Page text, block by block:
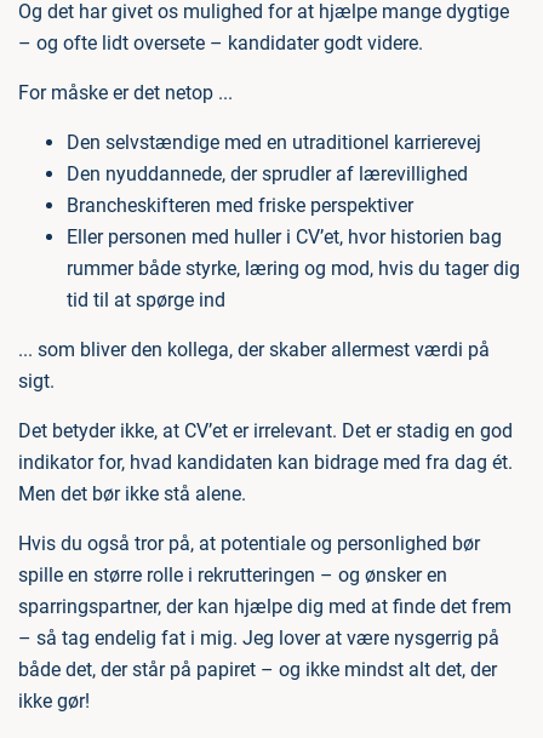
Og det har givet os mulighed for at hjælpe mange dygtige
– og ofte lidt oversete – kandidater godt videre.
For måske er det netop ...
Den selvstændige med en utraditionel karrierevej
Den nyuddannede, der sprudler af lærevillighed
Brancheskifteren med friske perspektiver
Eller personen med huller i CV’et, hvor historien bag
rummer både styrke, læring og mod, hvis du tager dig
tid til at spørge ind
... som bliver den kollega, der skaber allermest værdi på
sigt.
Det betyder ikke, at CV’et er irrelevant. Det er stadig en god
indikator for, hvad kandidaten kan bidrage med fra dag ét.
Men det bør ikke stå alene.
Hvis du også tror på, at potentiale og personlighed bør
spille en større rolle i rekrutteringen – og ønsker en
sparringspartner, der kan hjælpe dig med at finde det frem
– så tag endelig fat i mig. Jeg lover at være nysgerrig på
både det, der står på papiret – og ikke mindst alt det, der
ikke gør!